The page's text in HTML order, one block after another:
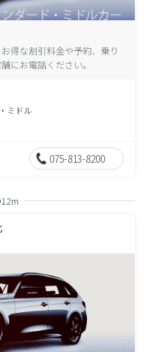
得な割引料金や予約、乗り
にお電話ください。
ミドル
075-813-8200